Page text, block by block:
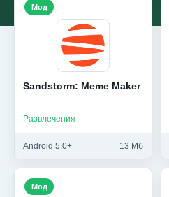
Sandstorm: Meme Maker
Развлечения
Android 5.0+ 13 Мб
Мод
Мод